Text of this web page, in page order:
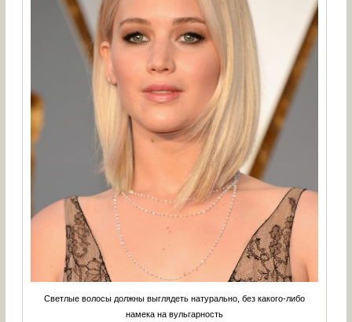
Светлые волосы должны выглядеть натурально, без какого-либо
намека на вульгарность